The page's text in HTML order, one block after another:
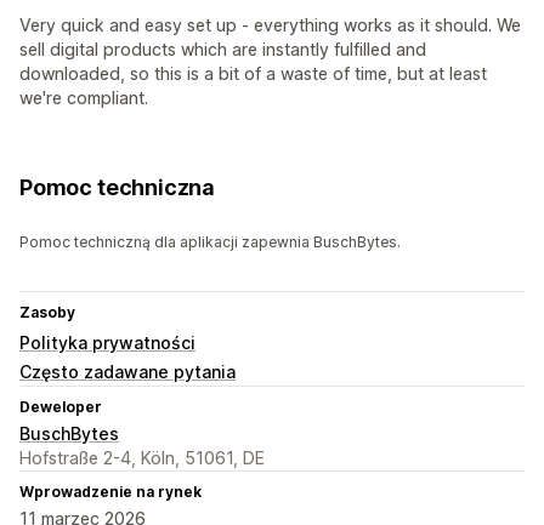
Very quick and easy set up - everything works as it should. We
sell digital products which are instantly fulfilled and
downloaded, so this is a bit of a waste of time, but at least
we're compliant.
Pomoc techniczna
Pomoc techniczną dla aplikacji zapewnia BuschBytes.
Zasoby
Polityka prywatności
Często zadawane pytania
Deweloper
BuschBytes
Hofstraße 2-4, Köln, 51061, DE
Wprowadzenie na rynek
11 marzec 2026